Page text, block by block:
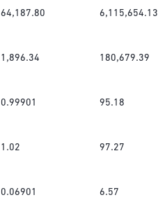
64,187.80 6,115,654.13
1,896.34 180,679.39
0.99901 95.18
1.02 97.27
0.06901 6.57